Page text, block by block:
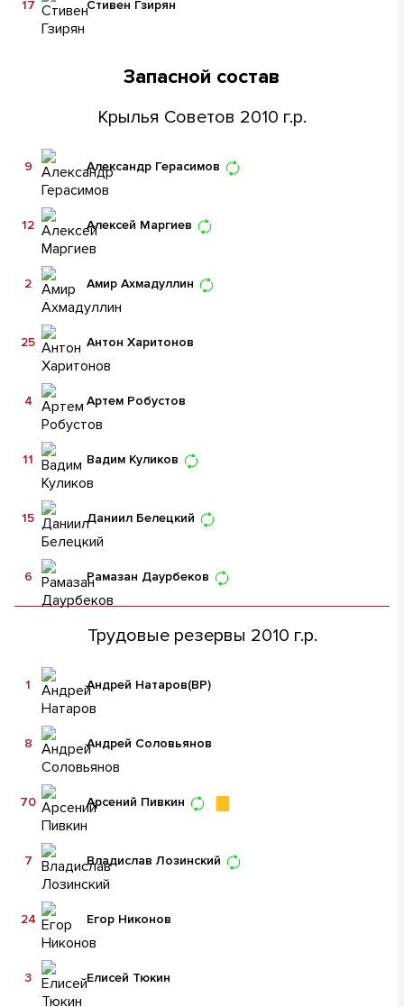
Стивен Гзирян
17
Запасной состав
Крылья Советов 2010 г.р.
Александр Герасимов
9
Алексей Маргиев
12
Амир Ахмадуллин
2
Антон Харитонов
25
Артем Робустов
4
Вадим Куликов
11
Даниил Белецкий
15
Рамазан Даурбеков
6
Трудовые резервы 2010 г.р.
Андрей Натаров(ВР)
1
Андрей Соловьянов
8
Арсений Пивкин
70
Владислав Лозинский
7
Егор Никонов
24
Елисей Тюкин
3